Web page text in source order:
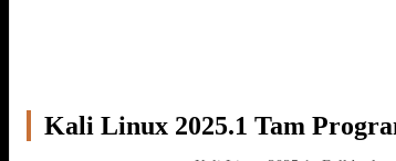
Kali Linux 2025.1 Tam